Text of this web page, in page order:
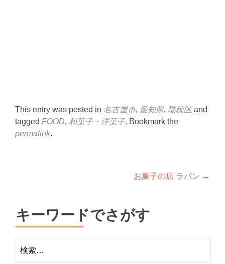
This entry was posted in 名古屋市, 愛知県, 瑞穂区and
tagged FOOD, 和菓子・洋菓子. Bookmark the
permalink.
お菓子の店 ラパン →
キーワードでさがす
索: